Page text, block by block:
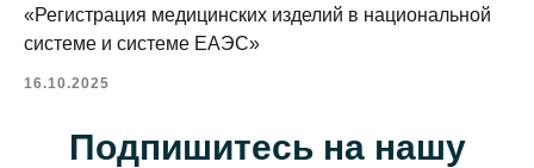
«Регистрация медицинских изделий в национальной
системе и системе ЕАЭС»
16.10.2025
Подпишитесь на нашу